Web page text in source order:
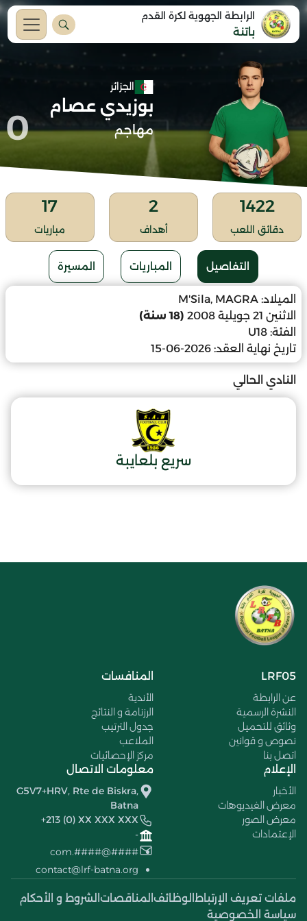
الرابطة الجهوية لكرة القدم
باتنة
الجزائر
بوزيدي عصام
مهاجم 0
1422
دقائق اللعب
2
أهداف
17
مباريات
التفاصيل المباريات المسيرة
الميلاد: M'Sila, MAGRA
الاثنين 21 جويلية 2008
(18 سنة)
الفئة: U18
تاريخ نهاية العقد: 2026-06-15
النادي الحالي
سريع بلعايبة
LRF05
عن الرابطة
النشرة الرسمية
وثائق للتحميل
نصوص و قوانين
اتصل بنا
المنافسات
الأندية
الرزنامة و النتائج
جدول الترتيب
الملاعب
مركز الإحصائيات
الإعلام
الأخبار
معرض الفيديوهات
معرض الصور
الإعتمادات
معلومات الاتصال
G5V7+HRV, Rte de Biskra,
Batna
+213 (0) XX XXX XXX
-
####@####.com
contact@lrf-batna.org
ملفات تعريف الإرتباط الوظائف المناقصات الشروط و الأحكام
سياسة الخصوصية